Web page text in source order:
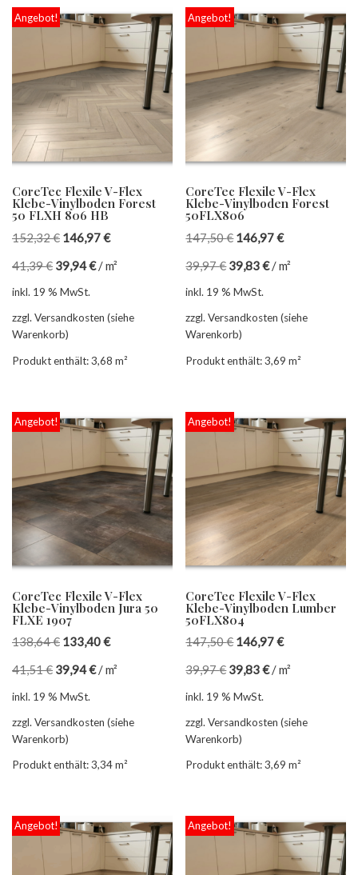
Angebot!
CoreTec Flexile V-Flex
Klebe-Vinylboden Forest
50 FLXH 806 HB
152,32€ 146,97€
41,39€ 39,94€/m²
inkl. 19 % MwSt.
zzgl. Versandkosten (siehe
Warenkorb)
Produkt enthält: 3,68 m²
Angebot!
CoreTec Flexile V-Flex
Klebe-Vinylboden Forest
50FLX806
147,50€ 146,97€
39,97€ 39,83€/m²
inkl. 19 % MwSt.
zzgl. Versandkosten (siehe
Warenkorb)
Produkt enthält: 3,69m²
Angebot!
CoreTec Flexile V-Flex
Klebe-Vinylboden Jura 50
FLXE 1907
138,64€ 133,40€
41,51€ 39,94€/m²
inkl. 19 % MwSt.
zzgl. Versandkosten (siehe
Warenkorb)
Produkt enthält: 3,34m²
Angebot!
CoreTec Flexile V-Flex
Klebe-Vinylboden Lumber
50FLX804
147,50€ 146,97€
39,97€ 39,83€/m²
inkl. 19 % MwSt.
zzgl. Versandkosten (siehe
Warenkorb)
Produkt enthält: 3,69m²
Angebot! Angebot!